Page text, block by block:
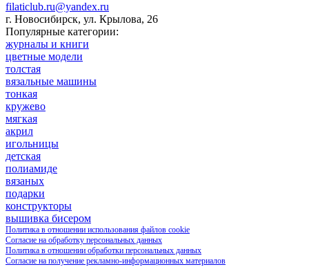
filaticlub.ru@yandex.ru
г. Новосибирск, ул. Крылова, 26
Популярные категории:
журналы и книги
цветные модели
толстая
вязальные машины
тонкая
кружево
мягкая
акрил
игольницы
детская
полиамиде
вязаных
подарки
конструкторы
вышивка бисером
Политика в отношении использования файлов cookie
Согласие на обработку персональных данных
Политика в отношении обработки персональных данных
Согласие на получение рекламно-информационных материалов